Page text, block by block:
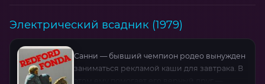
Электрический всадник (1979)
Санни — бывший чемпион родео вынужден
заниматься рекламой каши для завтрака. В